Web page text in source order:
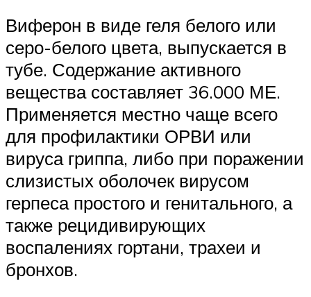
Виферон в виде геля белого или
серо-белого цвета, выпускается в
тубе. Содержание активного
вещества составляет 36.000 МЕ.
Применяется местно чаще всего
для профилактики ОРВИ или
вируса гриппа, либо при поражении
слизистых оболочек вирусом
герпеса простого и генитального, а
также рецидивирующих
воспалениях гортани, трахеи и
бронхов.